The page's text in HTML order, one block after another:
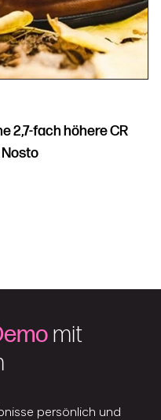
2,7-fach höhere CR
mit
persönlich und